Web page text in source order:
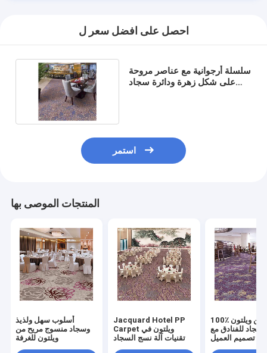
احصل على افضل سعر ل
سلسلة أرجوانية مع عناصر مروحة
على شكل زهرة ودائرة سجاد
استمر
المنتجات الموصى بها
أسلوب سهل ولذيذ
وسجاد منسوج مريح من
ويلتون للغرفة
Jacquard Hotel PP
Carpet ويلتون في
تقنيات آلة نسج السجاد
100٪ بوليبروبيلين ويلتون
للفنادق مع
تصميم العميل